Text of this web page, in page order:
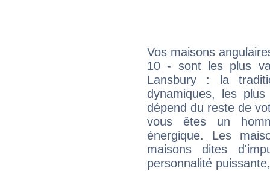
Vos maisons
10 - sont les plus
Lansbury : la
dynamiques, les
dépend du reste de
vous êtes un
énergique. Les
maisons dites
personnalité